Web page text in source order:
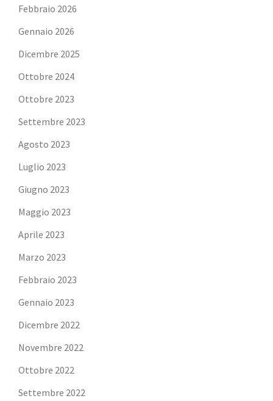
Febbraio 2026
Gennaio 2026
Dicembre 2025
Ottobre 2024
Ottobre 2023
Settembre 2023
Agosto 2023
Luglio 2023
Giugno 2023
Maggio 2023
Aprile 2023
Marzo 2023
Febbraio 2023
Gennaio 2023
Dicembre 2022
Novembre 2022
Ottobre 2022
Settembre 2022